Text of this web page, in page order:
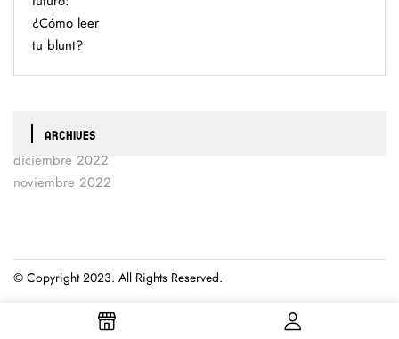
ARCHIVES
diciembre 2022
noviembre 2022
© Copyright 2023. All Rights Reserved.